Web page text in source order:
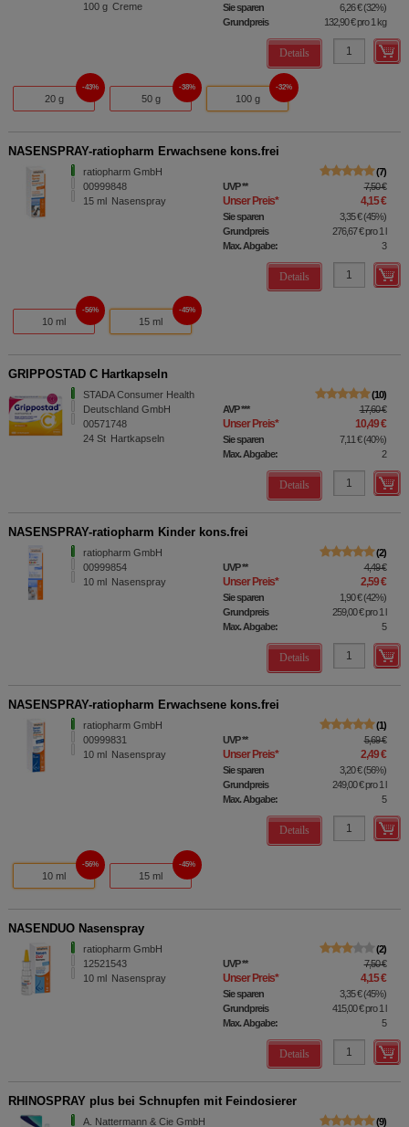
100 g Creme Sie sparen 6,26 €(32%)
Grundpreis
132,90 €pro 1 kg
Details
20 g
43%
50 g
38%
100 g
32%
NASENSPRAY-ratiopharm Erwachsene kons.frei
ratiopharm GmbH
00999848
15 ml Nasenspray
7
UVP** 7,50 €
Unser Preis* 4,15 €
Sie sparen 3,35 €(45%)
Grundpreis
276,67 €pro 1 l
Max. Abgabe:
3
Details
10 ml
56%
15 ml
45%
GRIPPOSTAD C Hartkapseln
STADA Consumer Health
Deutschland GmbH
00571748
24 St Hartkapseln
10
AVP*** 17,60 €
Unser Preis* 10,49 €
Sie sparen 7,11 €(40%)
Max. Abgabe:
2
Details
NASENSPRAY-ratiopharm Kinder kons.frei
ratiopharm GmbH
00999854
10 ml Nasenspray
2
UVP** 4,49 €
Unser Preis* 2,59 €
Sie sparen 1,90 €(42%)
Grundpreis
259,00 €pro 1 l
Max. Abgabe:
5
Details
NASENSPRAY-ratiopharm Erwachsene kons.frei
ratiopharm GmbH
00999831
10 ml Nasenspray
1
UVP** 5,69 €
Unser Preis* 2,49 €
Sie sparen 3,20 €(56%)
Grundpreis
249,00 €pro 1 l
Max. Abgabe:
5
Details
10 ml
56%
15 ml
45%
NASENDUO Nasenspray
ratiopharm GmbH
12521543
10 ml Nasenspray
2
UVP** 7,50 €
Unser Preis* 4,15 €
Sie sparen 3,35 €(45%)
Grundpreis
415,00 €pro 1 l
Max. Abgabe:
5
Details
RHINOSPRAY plus bei Schnupfen mit Feindosierer
A. Nattermann & Cie GmbH
9